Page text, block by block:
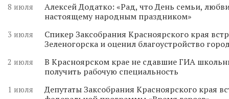
8 июля
Алексей Додатко: «Рад, что День семьи,
настоящему народным праздником»
3 июля
Спикер Заксобрания Красноярского края
Зеленогорска и оценил благоустройство
2 июля
В Красноярском крае не сдавшие ГИА
получить рабочую специальность
1 июля
Депутаты Заксобрания Красноярского края